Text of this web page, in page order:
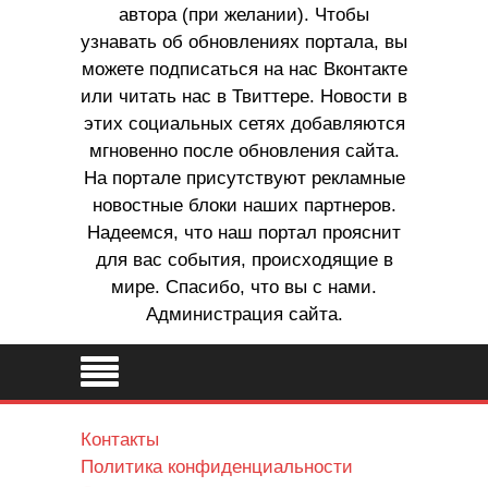
автора (при желании). Чтобы
узнавать об обновлениях портала, вы
можете подписаться на нас Вконтакте
или читать нас в Твиттере. Новости в
этих социальных сетях добавляются
мгновенно после обновления сайта.
На портале присутствуют рекламные
новостные блоки наших партнеров.
Надеемся, что наш портал прояснит
для вас события, происходящие в
мире. Спасибо, что вы с нами.
Администрация сайта.
Контакты
Политика конфиденциальности